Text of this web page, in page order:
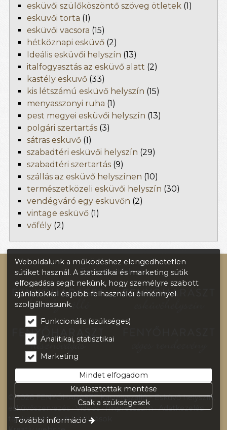
esküvői szülőköszöntő szöveg ötletek (1)
esküvői torta (1)
esküvői vacsora (15)
hétköznapi esküvő (2)
Ideális esküvői helyszín (13)
italfogyasztás az esküvő alatt (2)
kastély esküvő (33)
kis létszámú esküvő helyszín (15)
menyasszonyi ruha (1)
pest megyei esküvői helyszín (13)
polgári szertartás (3)
sátras esküvő (1)
szabadtéri esküvői helyszín (29)
szabadtéri szertartás (9)
szállás az esküvő helyszínen (10)
természetközeli esküvői helyszín (30)
vendégváró egy esküvőn (2)
vintage esküvő (1)
vőfély (2)
További oldalaink:
© 2026 FENYŐHARASZT Kastélyszálló - Esküvő helyszín,
esküvőszervezés
Videós Impresszum
Adatkezelési
tájékoztató
Süti beállítások
Weboldalunk a működéshez elengedhetetlen
sütiket használ. A statisztikai és marketing sütik
elfogadása segít nekünk, hogy személyre szabott
ajánlatokkal és jobb felhasználói élménnyel
szolgálhassunk.
Funkcionális (szükséges)
Analitikai, statisztikai
Marketing
Mindet elfogadom
Kiválasztottak mentése
Csak a szükségesek
További információ